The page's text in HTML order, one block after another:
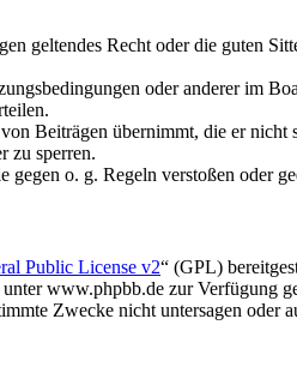
geltendes Recht oder die guten
oder anderer im
Beiträgen übernimmt, die er
zu sperren.
o. g. Regeln verstoßen oder
Public License v2“ (GPL)
www.phpbb.de zur Verfügung
Zwecke nicht untersagen oder